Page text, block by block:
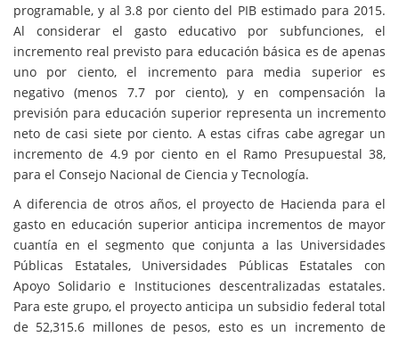
programable, y al 3.8 por ciento del PIB estimado para 2015.
Al considerar el gasto educativo por subfunciones, el
incremento real previsto para educación básica es de apenas
uno por ciento, el incremento para media superior es
negativo (menos 7.7 por ciento), y en compensación la
previsión para educación superior representa un incremento
neto de casi siete por ciento. A estas cifras cabe agregar un
incremento de 4.9 por ciento en el Ramo Presupuestal 38,
para el Consejo Nacional de Ciencia y Tecnología.
A diferencia de otros años, el proyecto de Hacienda para el
gasto en educación superior anticipa incrementos de mayor
cuantía en el segmento que conjunta a las Universidades
Públicas Estatales, Universidades Públicas Estatales con
Apoyo Solidario e Instituciones descentralizadas estatales.
Para este grupo, el proyecto anticipa un subsidio federal total
de 52,315.6 millones de pesos, esto es un incremento de